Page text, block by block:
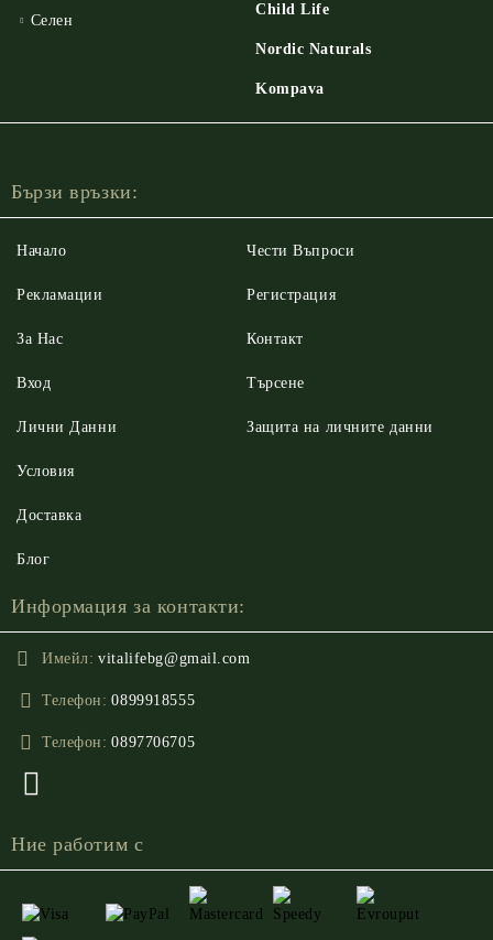
Селен
Child Life
Nordic Naturals
Kompava
Бързи връзки:
Начало
Рекламации
За Нас
Вход
Чести Въпроси
Регистрация
Контакт
Търсене
Лични Данни
Условия
Доставка
Блог
Защита на личните данни
Информация за контакти:
Имейл: vitalifebg@gmail.com
Телефон: 0899918555
Телефон: 0897706705
Ние работим с